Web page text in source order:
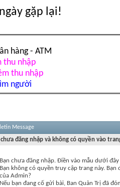
gặp lại!
hàng - ATM
thu nhập
thu nhập
người
Message
chưa đăng nhập và không có quyền vào
Bạn chưa đăng nhập. Điền vào mẫu dưới
Bạn không có quyền truy cập trang này.
của Admin?
Nếu bạn đang cố gửi bài, Ban Quản Trị đã